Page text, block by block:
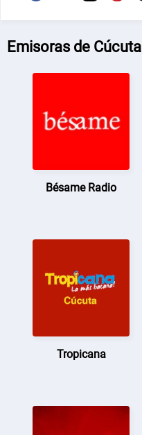
Emisoras de Cúcuta
Bésame Radio
Tropicana